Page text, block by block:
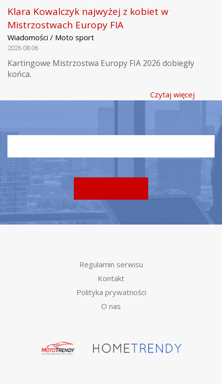
Klara Kowalczyk najwyżej z kobiet w
Mistrzostwach Europy FIA
Wiadomości / Moto sport
2026.08.06
Kartingowe Mistrzostwa Europy FIA 2026 dobiegły
końca.
Czytaj więcej
Regulamin serwisu
Kontakt
Polityka prywatności
O nas